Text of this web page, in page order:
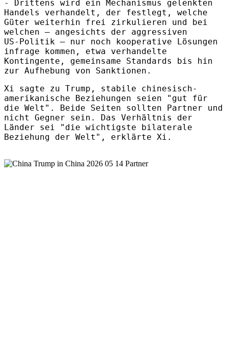
- Drittens wird ein Mechanismus gelenkten
Handels verhandelt, der festlegt, welche
Güter weiterhin frei zirkulieren und bei
welchen – angesichts der aggressiven
US‑Politik – nur noch kooperative Lösungen
infrage kommen, etwa verhandelte
Kontingente, gemeinsame Standards bis hin
zur Aufhebung von Sanktionen.
Xi sagte zu Trump, stabile chinesisch-
amerikanische Beziehungen seien "gut für
die Welt". Beide Seiten sollten Partner und
nicht Gegner sein. Das Verhältnis der
Länder sei "die wichtigste bilaterale
Beziehung der Welt", erklärte Xi.